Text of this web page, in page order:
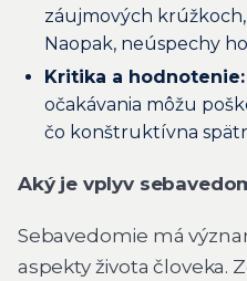
záujmových
Naopak, neúspechy
Kritika a hodnotenie:
očakávania môžu
čo konštruktívna
Aký je vplyv
Sebavedomie má
aspekty života človeka.